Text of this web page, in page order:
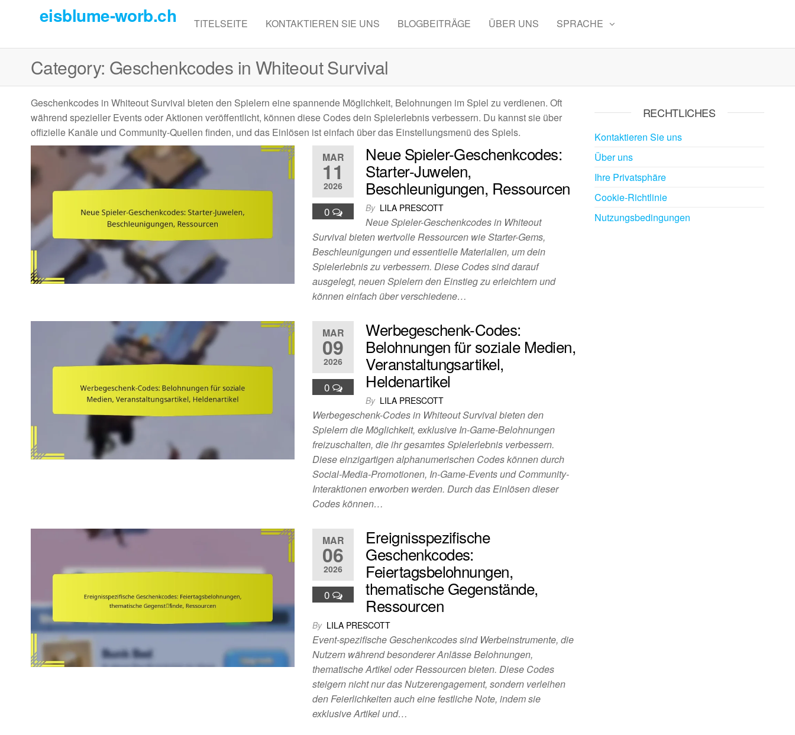
content
eisblume-worb.ch TITELSEITE KONTAKTIEREN SIE UNS BLOGBEITRÄGE ÜBER UNS SPRACHE
Category: Geschenkcodes in Whiteout Survival
Geschenkcodes in Whiteout Survival bieten den Spielern eine spannende Möglichkeit, Belohnungen im Spiel zu verdienen. Oft
während spezieller Events oder Aktionen veröffentlicht, können diese Codes dein Spielerlebnis verbessern. Du kannst sie über
offizielle Kanäle und Community-Quellen finden, und das Einlösen ist einfach über das Einstellungsmenü des Spiels.
MAR
11
2026
0
Neue Spieler-Geschenkcodes:
Starter-Juwelen,
Beschleunigungen, Ressourcen
By LILA PRESCOTT
Neue Spieler-Geschenkcodes in Whiteout
Survival bieten wertvolle Ressourcen wie Starter-Gems,
Beschleunigungen und essentielle Materialien, um dein
Spielerlebnis zu verbessern. Diese Codes sind darauf
ausgelegt, neuen Spielern den Einstieg zu erleichtern und
können einfach über verschiedene…
MAR
09
2026
0
Werbegeschenk-Codes:
Belohnungen für soziale Medien,
Veranstaltungsartikel,
Heldenartikel
By LILA PRESCOTT
Werbegeschenk-Codes in Whiteout Survival bieten den
Spielern die Möglichkeit, exklusive In-Game-Belohnungen
freizuschalten, die ihr gesamtes Spielerlebnis verbessern.
Diese einzigartigen alphanumerischen Codes können durch
Social-Media-Promotionen, In-Game-Events und Community-
Interaktionen erworben werden. Durch das Einlösen dieser
Codes können…
MAR
06
2026
0
Ereignisspezifische
Geschenkcodes:
Feiertagsbelohnungen,
thematische Gegenstände,
Ressourcen
By LILA PRESCOTT
Event-spezifische Geschenkcodes sind Werbeinstrumente, die
Nutzern während besonderer Anlässe Belohnungen,
thematische Artikel oder Ressourcen bieten. Diese Codes
steigern nicht nur das Nutzerengagement, sondern verleihen
den Feierlichkeiten auch eine festliche Note, indem sie
exklusive Artikel und…
RECHTLICHES
Kontaktieren Sie uns
Über uns
Ihre Privatsphäre
Cookie-Richtlinie
Nutzungsbedingungen